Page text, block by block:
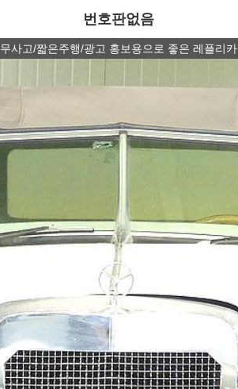
번호판없음
무사고/짧은주행/광고 홍보용으로 좋은 레플리카